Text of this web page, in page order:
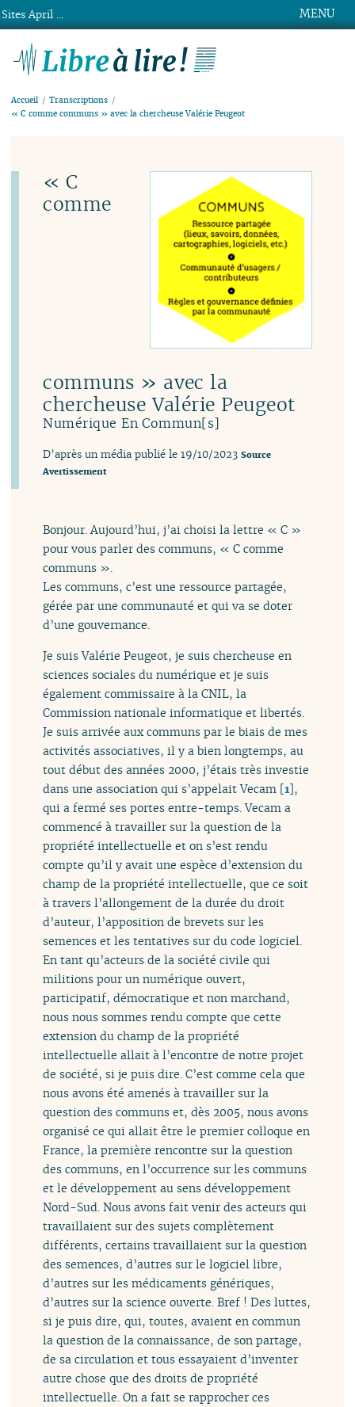
MENU
Accueil
Transcriptions
« C comme communs » avec la chercheuse Valérie Peugeot
« C
comme
communs » avec la
chercheuse Valérie Peugeot
Numérique En Commun[s]
D’après un média publié le 19/10/2023 Source
Avertissement
Bonjour. Aujourd’hui, j’ai choisi la lettre « C »
pour vous parler des communs, « C comme
communs ».
Les communs, c’est une ressource partagée,
gérée par une communauté et qui va se doter
d’une gouvernance.
Je suis Valérie Peugeot, je suis chercheuse en
sciences sociales du numérique et je suis
également commissaire à la CNIL, la
Commission nationale informatique et libertés.
Je suis arrivée aux communs par le biais de mes
activités associatives, il y a bien longtemps, au
tout début des années 2000, j’étais très investie
dans une association qui s’appelait Vecam [1],
qui a fermé ses portes entre-temps. Vecam a
commencé à travailler sur la question de la
propriété intellectuelle et on s’est rendu
compte qu’il y avait une espèce d’extension du
champ de la propriété intellectuelle, que ce soit
à travers l’allongement de la durée du droit
d’auteur, l’apposition de brevets sur les
semences et les tentatives sur du code logiciel.
En tant qu’acteurs de la société civile qui
militions pour un numérique ouvert,
participatif, démocratique et non marchand,
nous nous sommes rendu compte que cette
extension du champ de la propriété
intellectuelle allait à l’encontre de notre projet
de société, si je puis dire. C’est comme cela que
nous avons été amenés à travailler sur la
question des communs et, dès 2005, nous avons
organisé ce qui allait être le premier colloque en
France, la première rencontre sur la question
des communs, en l’occurrence sur les communs
et le développement au sens développement
Nord-Sud. Nous avons fait venir des acteurs qui
travaillaient sur des sujets complètement
différents, certains travaillaient sur la question
des semences, d’autres sur le logiciel libre,
d’autres sur les médicaments génériques,
d’autres sur la science ouverte. Bref ! Des luttes,
si je puis dire, qui, toutes, avaient en commun
la question de la connaissance, de son partage,
de sa circulation et tous essayaient d’inventer
autre chose que des droits de propriété
intellectuelle. On a fait se rapprocher ces
Sites April ...